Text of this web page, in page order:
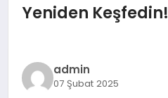
TEKNOLOJI
DÜNYA
Yeniden Keşfedin!
admin
07 Şubat 2025